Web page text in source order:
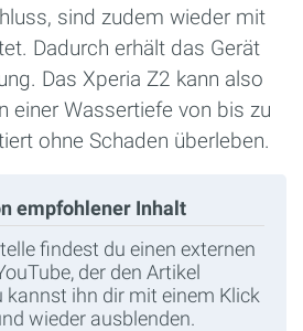
sind zudem wieder mit
Dadurch erhält das Gerät
Das Xperia Z2 kann also
einer Wassertiefe von bis zu
ohne Schaden überleben.
empfohlener Inhalt
findest du einen externen
der den Artikel
kannst ihn dir mit einem Klick
wieder ausblenden.